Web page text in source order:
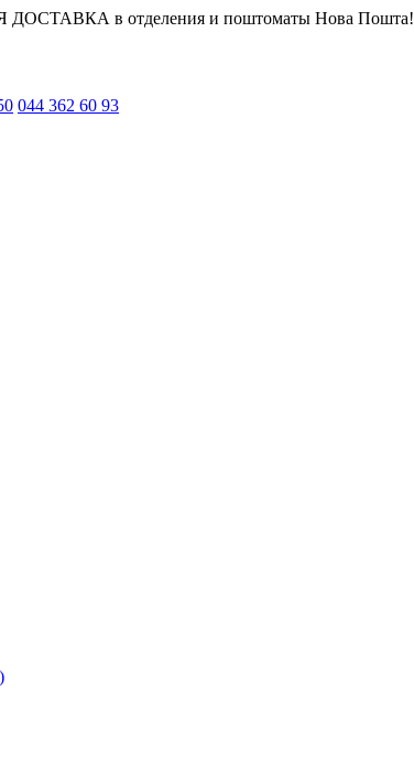
ДОСТАВКА в отделения и поштоматы Нова Пошта!
044 362 60 93